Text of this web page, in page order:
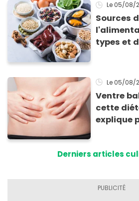
Le 05/08/
Sources
types et
Le 05/08/
Ventre
cette
explique
Derniers articles